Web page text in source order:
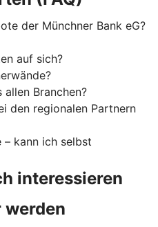
der Münchner Bank eG?
auf sich?
Branchen?
den regionalen Partnern
– kann ich selbst
interessieren